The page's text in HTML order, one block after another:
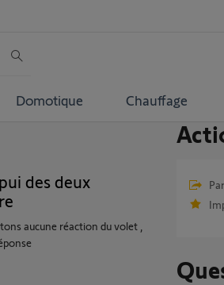
Domotique Chauffage
des deux
aucune réaction du volet ,